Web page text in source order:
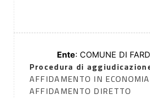
Ente: COMUNE DI
Procedura di
AFFIDAMENTO IN
AFFIDAMENTO DIRETTO